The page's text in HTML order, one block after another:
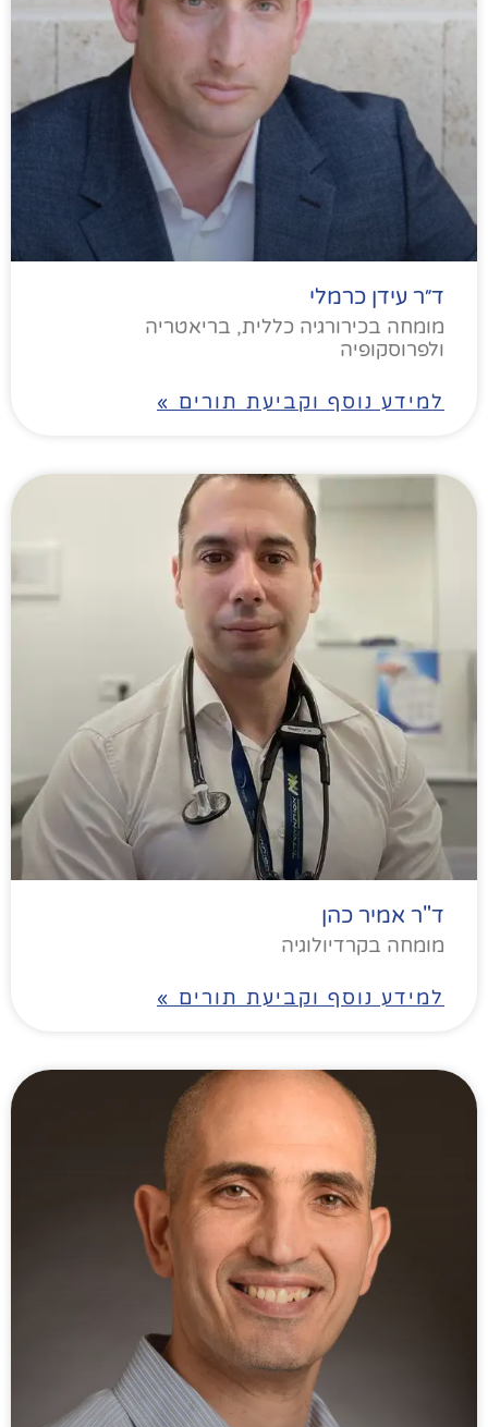
ד״ר עידן כרמלי
מומחה בכירורגיה כללית, בריאטריה
ולפרוסקופיה
למידע נוסף וקביעת תורים »
ד"ר אמיר כהן
מומחה בקרדיולוגיה
למידע נוסף וקביעת תורים »